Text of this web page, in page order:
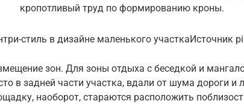
кропотливый труд по формированию кроны.
стиль в дизайне маленького участкаИсточник
зон. Для зоны отдыха с беседкой и
в задней части участка, вдали от шума дороги
наоборот, стараются расположить